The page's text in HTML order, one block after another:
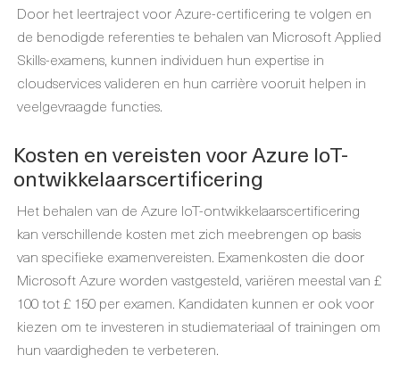
Door het leertraject voor Azure-certificering te volgen en
de benodigde referenties te behalen van Microsoft Applied
Skills-examens, kunnen individuen hun expertise in
cloudservices valideren en hun carrière vooruit helpen in
veelgevraagde functies.
Kosten en vereisten voor Azure IoT-
ontwikkelaarscertificering
Het behalen van de Azure IoT-ontwikkelaarscertificering
kan verschillende kosten met zich meebrengen op basis
van specifieke examenvereisten. Examenkosten die door
Microsoft Azure worden vastgesteld, variëren meestal van £
100 tot £ 150 per examen. Kandidaten kunnen er ook voor
kiezen om te investeren in studiemateriaal of trainingen om
hun vaardigheden te verbeteren.